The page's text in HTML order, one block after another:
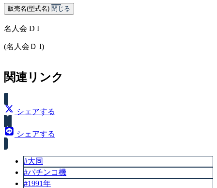
販売名(型式名) 閉じる
名人会 D I
(名人会Ｄ I)
関連リンク
シェアする
シェアする
#大同
#パチンコ機
#1991年